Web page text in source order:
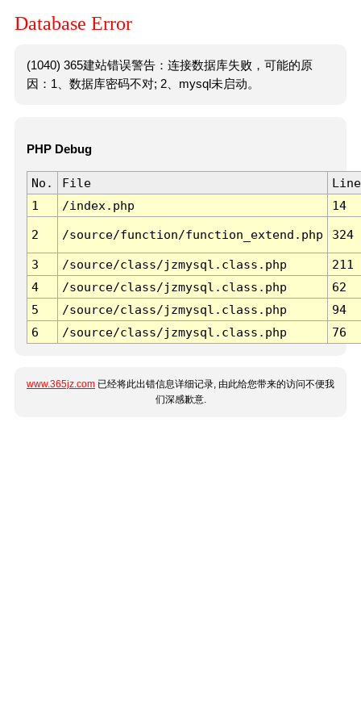
Database Error
(1040) 365建站错误警告：连接数据库失败，可能的原
因：1、数据库密码不对; 2、mysql未启动。
PHP Debug
No. File
Line
1
/index.php 14
2 /source/function/function_extend.php 324
3 /source/class/jzmysql.class.php
211
4
/source/class/jzmysql.class.php
62
5
/source/class/jzmysql.class.php
94
6
/source/class/jzmysql.class.php 76
www.365jz.com 已经将此出错信息详细记录, 由此给您带来的访问不便我
们深感歉意.